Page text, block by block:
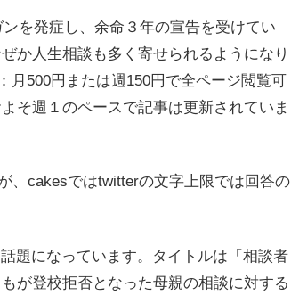
を発症し、余命３年の宣告を受けてい
か人生相談も多く寄せられるようになり
月500円または週150円で全ページ閲覧可
そ週１のペースで記事は更新されていま
、cakesではtwitterの文字上限では回答の
題になっています。タイトルは「相談者
が登校拒否となった母親の相談に対する